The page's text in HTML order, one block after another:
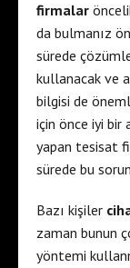
firmalar
da bulmanız
sürede
kullanacak ve
bilgisi de
için önce iyi bir
yapan tesisat
sürede bu
Bazı kişiler
zaman bunun
yöntemi